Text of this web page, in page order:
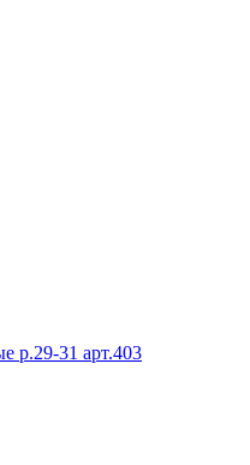
31 арт.403